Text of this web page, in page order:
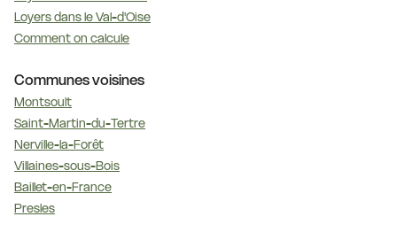
Loyers dans le Val-d'Oise
Comment on calcule
Communes voisines
Montsoult
Saint-Martin-du-Tertre
Nerville-la-Forêt
Villaines-sous-Bois
Baillet-en-France
Presles